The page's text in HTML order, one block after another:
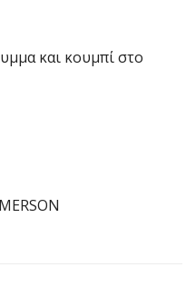
και κουμπί στο